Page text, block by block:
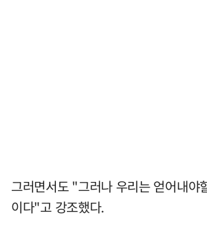
그러면서도 "그러나 우리는 얻어내야
이다"고 강조했다.